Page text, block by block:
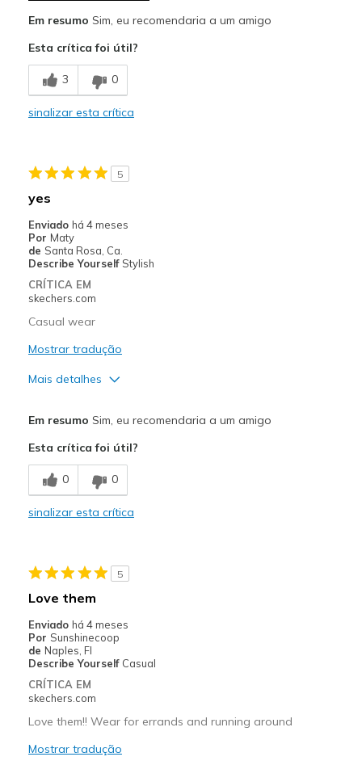
Stylish
Melhores utilizações
Casual Wear
Width
Feels true to width
Em resumo Sim, eu recomendaria a um amigo
Esta crítica foi útil?
3 0
sinalizar esta crítica
5
yes
Enviado há 4 meses
Por Maty
de Santa Rosa, Ca.
Describe Yourself Stylish
CRÍTICA EM
skechers.com
Casual wear
Mostrar tradução
Mais detalhes
Comfortable
Stylish
View On Shoes
Em resumo Sim, eu recomendaria a um amigo
Esta crítica foi útil?
0 0
sinalizar esta crítica
5
Love them
Enviado há 4 meses
Por Sunshinecoop
de Naples, Fl
Describe Yourself Casual
CRÍTICA EM
skechers.com
Love them!! Wear for errands and running around
Mostrar tradução